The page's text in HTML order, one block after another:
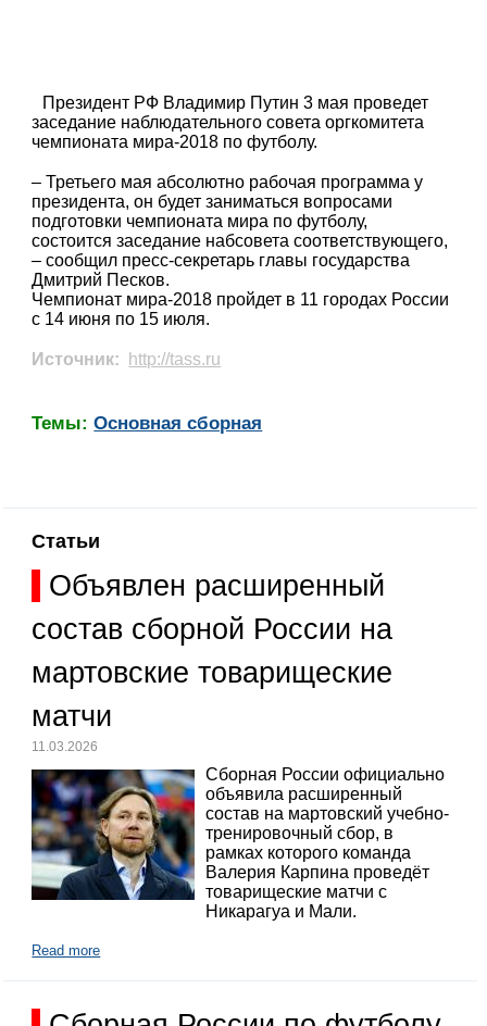
Президент РФ Владимир Путин 3 мая проведет
заседание наблюдательного совета оргкомитета
чемпионата мира-2018 по футболу.
– Третьего мая абсолютно рабочая программа у
президента, он будет заниматься вопросами
подготовки чемпионата мира по футболу,
состоится заседание набсовета соответствующего,
– сообщил пресс-секретарь главы государства
Дмитрий Песков.
Чемпионат мира-2018 пройдет в 11 городах России
с 14 июня по 15 июля.
Источник: http://tass.ru
Темы:Основная сборная
Статьи
Объявлен расширенный
состав сборной России на
мартовские товарищеские
матчи
11.03.2026
Сборная России официально
объявила расширенный
состав на мартовский учебно-
тренировочный сбор, в
рамках которого команда
Валерия Карпина проведёт
товарищеские матчи с
Никарагуа и Мали.
Read more